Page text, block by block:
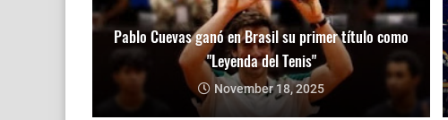
Pablo Cuevas ganó en Brasil su primer título como
"Leyenda del Tenis"
November 18, 2025